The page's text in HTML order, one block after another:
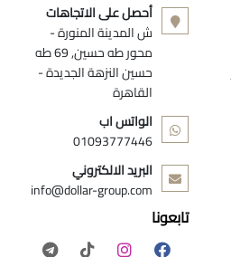
أحصل على الاتجاهات
ش المدينة المنورة -
محور طه حسين, 69 طه
حسين النزهة الجديدة -
القاهرة
الواتس اب
01093777446
البريد الالكتروني
info@dollar-group.com
تابعونا